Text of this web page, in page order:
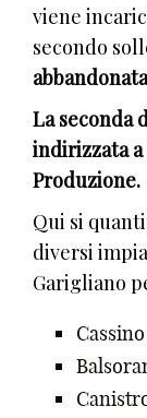
viene
secondo
abbandonata
La seconda
indirizzata a
Produzione.
Qui si
diversi
Garigliano